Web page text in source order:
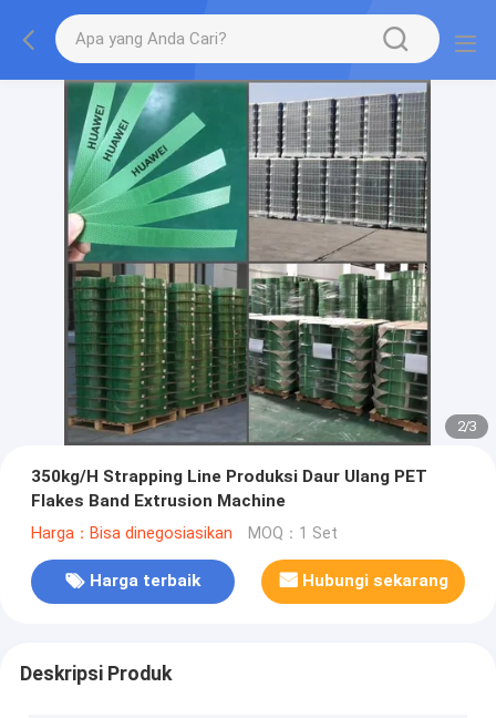
2/3
350kg/H Strapping Line Produksi Daur Ulang PET
Flakes Band Extrusion Machine
Harga：Bisa dinegosiasikan MOQ：1 Set
Harga terbaik Hubungi sekarang
Deskripsi Produk